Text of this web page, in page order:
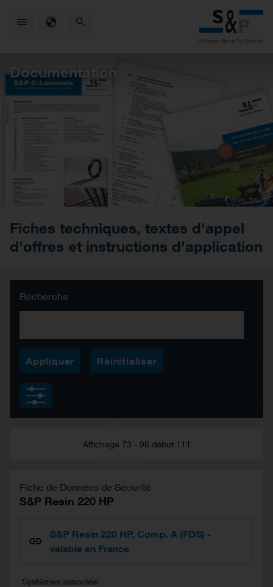
Documentation
Fiches techniques, textes d'appel
d'offres et instructions d'application
Recherche
Affichage 73 - 96 début 111
Fiche de Données de Sécurité
S&P Resin 220 HP
S&P Resin 220 HP, Comp. A (FDS) -
valable en France
Systèmes associés